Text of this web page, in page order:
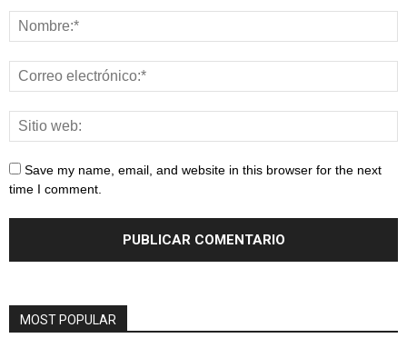
Save my name, email, and website in this browser for the next
time I comment.
MOST POPULAR